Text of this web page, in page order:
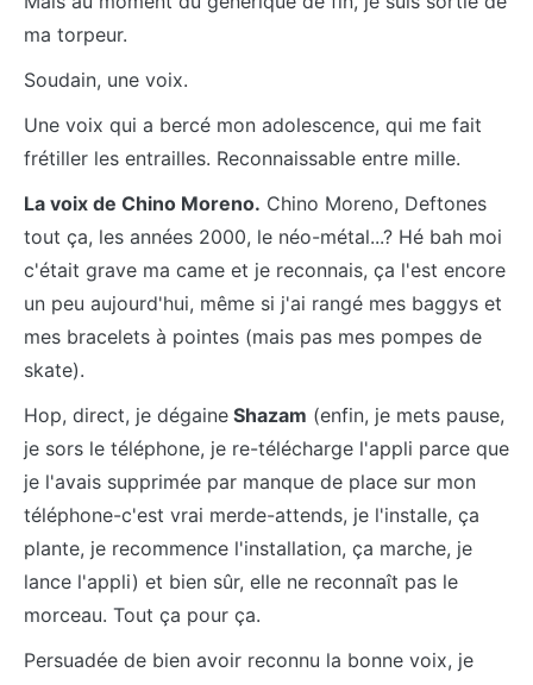
ma torpeur.
Soudain, une voix.
Une voix qui a bercé mon adolescence, qui me fait
frétiller les entrailles. Reconnaissable entre mille.
La voix de Chino Moreno. Chino Moreno, Deftones
tout ça, les années 2000, le néo-métal...? Hé bah moi
c'était grave ma came et je reconnais, ça l'est encore
un peu aujourd'hui, même si j'ai rangé mes baggys et
mes bracelets à pointes (mais pas mes pompes de
skate).
Hop, direct, je dégaine Shazam (enfin, je mets pause,
je sors le téléphone, je re-télécharge l'appli parce que
je l'avais supprimée par manque de place sur mon
téléphone-c'est vrai merde-attends, je l'installe, ça
plante, je recommence l'installation, ça marche, je
lance l'appli) et bien sûr, elle ne reconnaît pas le
morceau. Tout ça pour ça.
Persuadée de bien avoir reconnu la bonne voix, je